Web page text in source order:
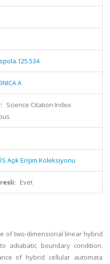
A
Science Citation Index
Açık Erişim Koleksiyonu
Evet
of two-dimensional linear hybrid
adiabatic boundary condition.
of hybrid cellular automata